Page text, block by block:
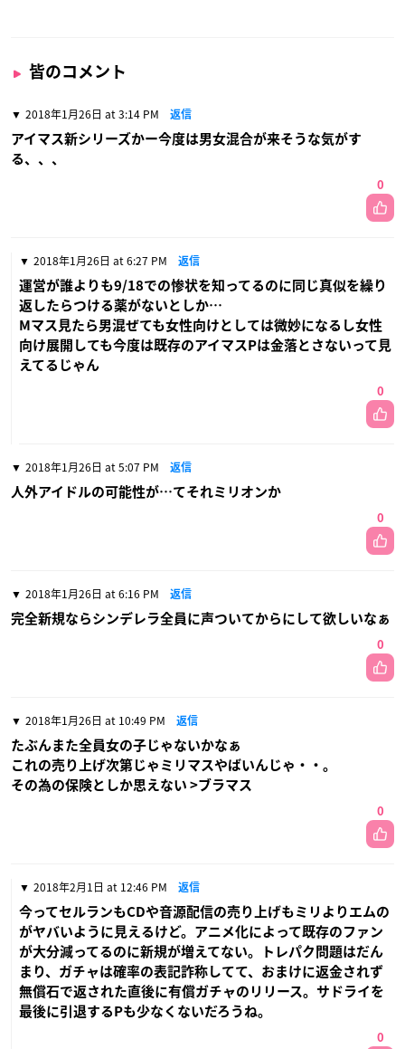
皆のコメント
2018年1月26日 at 3:14 PM 返信
アイマス新シリーズかー今度は男女混合が来そうな気がす
る、、、
0
2018年1月26日 at 6:27 PM 返信
運営が誰よりも9/18での惨状を知ってるのに同じ真似を繰り
返したらつける薬がないとしか…
Mマス見たら男混ぜても女性向けとしては微妙になるし女性
向け展開しても今度は既存のアイマスPは金落とさないって見
えてるじゃん
0
2018年1月26日 at 5:07 PM 返信
人外アイドルの可能性が…てそれミリオンか
0
2018年1月26日 at 6:16 PM 返信
完全新規ならシンデレラ全員に声ついてからにして欲しいなぁ
0
2018年1月26日 at 10:49 PM 返信
たぶんまた全員女の子じゃないかなぁ
これの売り上げ次第じゃミリマスやばいんじゃ・・。
その為の保険としか思えない >ブラマス
0
2018年2月1日 at 12:46 PM 返信
今ってセルランもCDや音源配信の売り上げもミリよりエムの
がヤバいように見えるけど。アニメ化によって既存のファン
が大分減ってるのに新規が増えてない。トレパク問題はだん
まり、ガチャは確率の表記詐称してて、おまけに返金されず
無償石で返された直後に有償ガチャのリリース。サドライを
最後に引退するPも少なくないだろうね。
0